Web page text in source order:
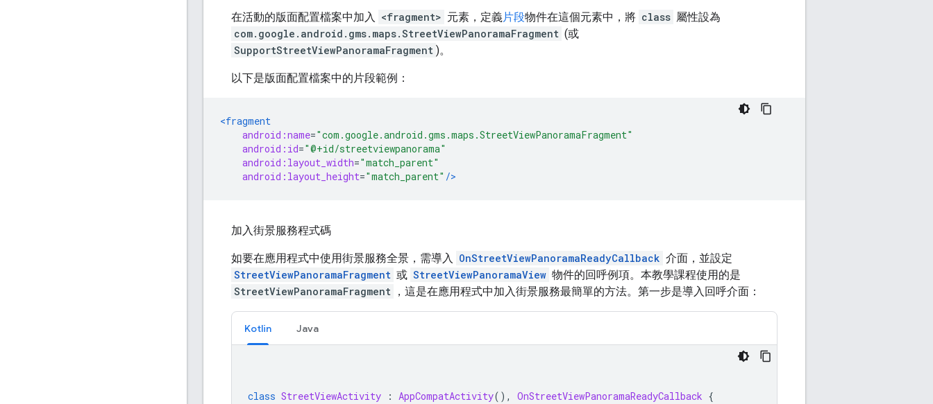
在活動的版面配置檔案中加入 <fragment> 元素，定義片段物件在這個元素中，將 class 屬性設為
com.google.android.gms.maps.StreetViewPanoramaFragment (或
SupportStreetViewPanoramaFragment )。
以下是版面配置檔案中的片段範例：
<fragment
android:name="com.google.android.gms.maps.StreetViewPanoramaFragment"
android:id="@+id/streetviewpanorama"
android:layout_width="match_parent"
android:layout_height="match_parent" />
加入街景服務程式碼
如要在應用程式中使用街景服務全景，需導入 OnStreetViewPanoramaReadyCallback 介面，並設定
StreetViewPanoramaFragment 或 StreetViewPanoramaView 物件的回呼例項。本教學課程使用的是
StreetViewPanoramaFragment ，這是在應用程式中加入街景服務最簡單的方法。第一步是導入回呼介面：
Kotlin Java
class StreetViewActivity : AppCompatActivity(), OnStreetViewPanoramaReadyCallback {